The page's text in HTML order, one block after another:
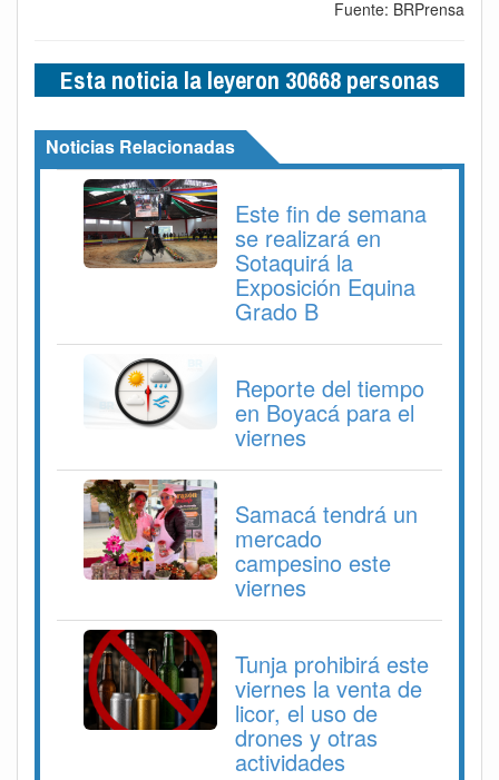
Fuente: BRPrensa
Esta noticia la leyeron 30668 personas
Noticias Relacionadas
Este fin de semana
se realizará en
Sotaquirá la
Exposición Equina
Grado B
Reporte del tiempo
en Boyacá para el
viernes
Samacá tendrá un
mercado
campesino este
viernes
Tunja prohibirá este
viernes la venta de
licor, el uso de
drones y otras
actividades